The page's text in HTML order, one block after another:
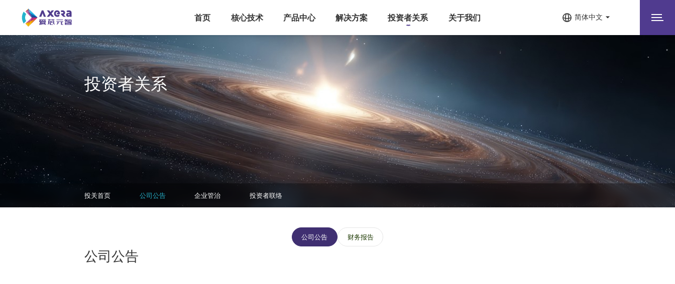
简体中文
首页 核心技术 产品中心 解决方案 投资者关系 关于我们
投资者关系
投关首页 公司公告 企业管治 投资者联络
公司公告 财务报告
公司公告